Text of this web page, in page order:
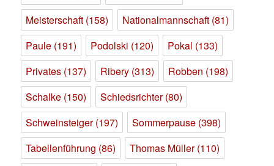
Meisterschaft (158) Nationalmannschaft (81)
Paule (191) Podolski (120) Pokal (133)
Privates (137) Ribery (313) Robben (198)
Schalke (150) Schiedsrichter(80)
Schweinsteiger(197) Sommerpause (398)
Tabellenführung (86) Thomas Müller(110)